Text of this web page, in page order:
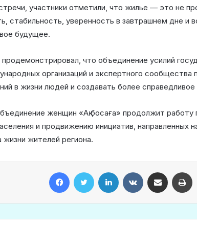
участники отметили, что жилье — это не
стабильность, уверенность в завтрашнем дне и
будущее.
что объединение усилий
организаций и экспертного сообщества
в жизни людей и создавать более
женщин «Ақ босаға» продолжит работу
и продвижению инициатив, направленных
жизни жителей региона.